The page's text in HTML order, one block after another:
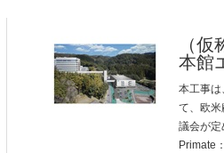
（
本館
本工事
て、欧
議会が
Primate